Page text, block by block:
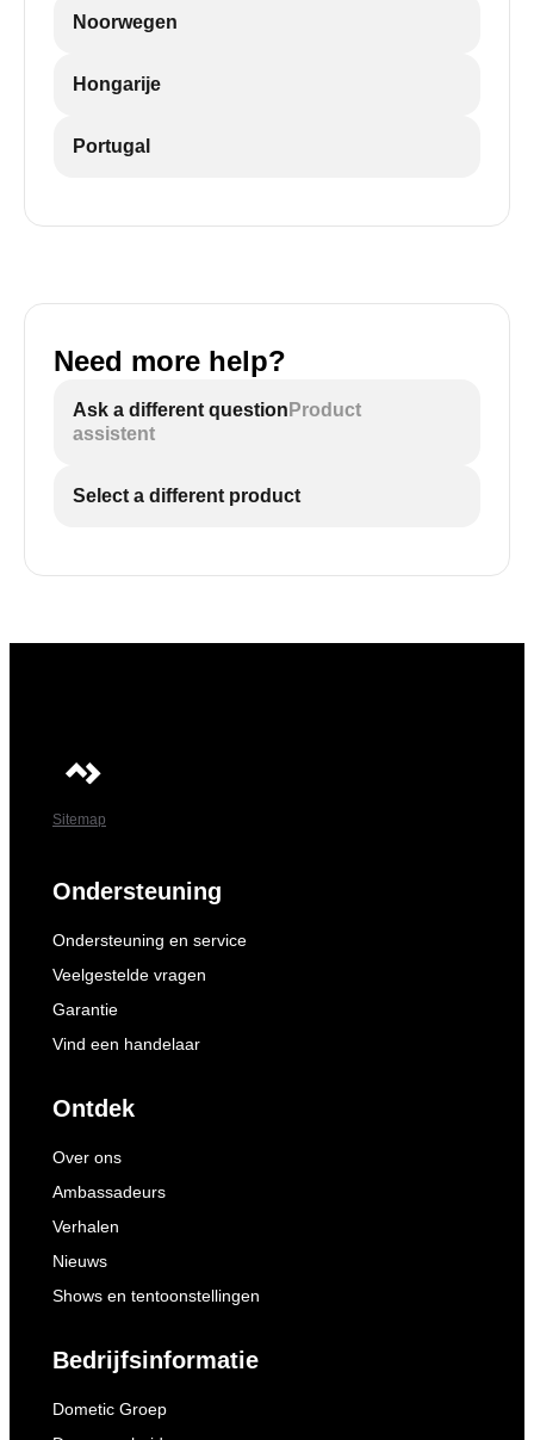
Noorwegen
Hongarije
Portugal
Need more help?
Ask a different question Product
assistent
Select a different product
Sitemap
Ondersteuning
Ondersteuning en service
Veelgestelde vragen
Garantie
Vind een handelaar
Ontdek
Over ons
Ambassadeurs
Verhalen
Nieuws
Shows en tentoonstellingen
Bedrijfsinformatie
Dometic Groep